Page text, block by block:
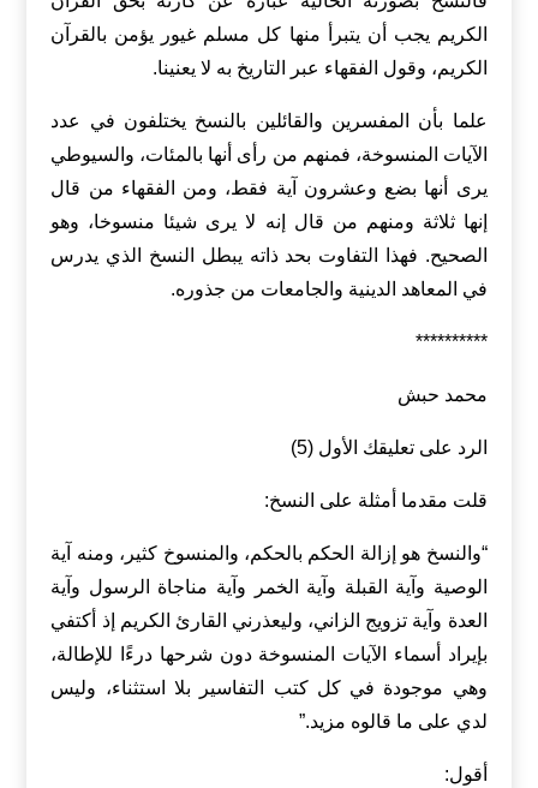
الكريم يجب أن يتبرأ منها كل مسلم غيور يؤمن بالقرآن
الكريم، وقول الفقهاء عبر التاريخ به لا يعنينا.
علما بأن المفسرين والقائلين بالنسخ يختلفون في عدد
الآيات المنسوخة، فمنهم من رأى أنها بالمئات، والسيوطي
يرى أنها بضع وعشرون آية فقط، ومن الفقهاء من قال
إنها ثلاثة ومنهم من قال إنه لا يرى شيئا منسوخا، وهو
الصحيح. فهذا التفاوت بحد ذاته يبطل النسخ الذي يدرس
في المعاهد الدينية والجامعات من جذوره.
**********
محمد حبش
الرد على تعليقك الأول (5)
قلت مقدما أمثلة على النسخ:
“والنسخ هو إزالة الحكم بالحكم، والمنسوخ كثير، ومنه آية
الوصية وآية القبلة وآية الخمر وآية مناجاة الرسول وآية
العدة وآية تزويج الزاني، وليعذرني القارئ الكريم إذ أكتفي
بإيراد أسماء الآيات المنسوخة دون شرحها درءًا للإطالة،
وهي موجودة في كل كتب التفاسير بلا استثناء، وليس
لدي على ما قالوه مزيد.”
أقول: